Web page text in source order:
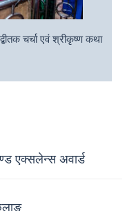
चर्चा एवं श्रीकृष्ण कथा
एक्सलेन्स अवार्ड